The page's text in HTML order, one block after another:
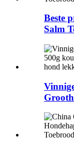
Beste
Salm